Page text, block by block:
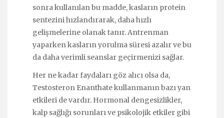
sonra kullanılan bu madde, kasların protein
sentezini hızlandırarak, daha hızlı
gelişmelerine olanak tanır. Antrenman
yaparken kasların yorulma süresi azalır ve bu
da daha verimli seanslar geçirmenizi sağlar.
Her ne kadar faydaları göz alıcı olsa da,
Testosteron Enanthate kullanmanın bazı yan
etkileri de vardır. Hormonal dengesizlikler,
kalp sağlığı sorunları ve psikolojik etkiler gibi